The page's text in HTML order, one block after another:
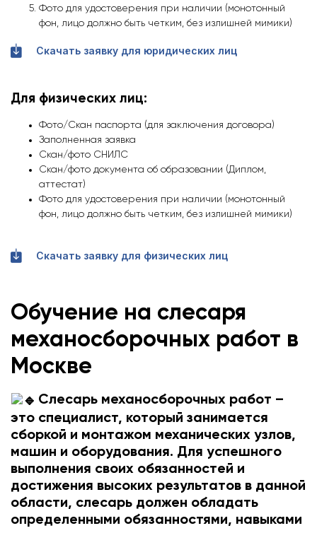
Фото для удостоверения при наличии (монотонный
фон, лицо должно быть четким, без излишней мимики)
Скачать заявку для юридических лиц
Для физических лиц:
Фото/Скан паспорта (для заключения договора)
Заполненная заявка
Скан/фото СНИЛС
Скан/фото документа об образовании (Диплом,
аттестат)
Фото для удостоверения при наличии (монотонный
фон, лицо должно быть четким, без излишней мимики)
Скачать заявку для физических лиц
Обучение на слесаря
механосборочных работ в
Москве
Слесарь механосборочных работ –
это специалист, который занимается
сборкой и монтажом механических узлов,
машин и оборудования. Для успешного
выполнения своих обязанностей и
достижения высоких результатов в данной
области, слесарь должен обладать
определенными обязанностями, навыками